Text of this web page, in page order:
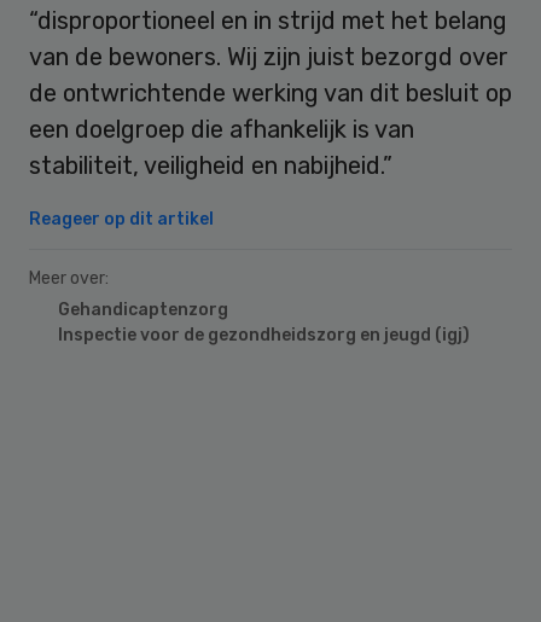
“disproportioneel en in strijd met het belang
van de bewoners. Wij zijn juist bezorgd over
de ontwrichtende werking van dit besluit op
een doelgroep die afhankelijk is van
stabiliteit, veiligheid en nabijheid.”
Reageer op dit artikel
Meer over:
Gehandicaptenzorg
Inspectie voor de gezondheidszorg en jeugd (igj)